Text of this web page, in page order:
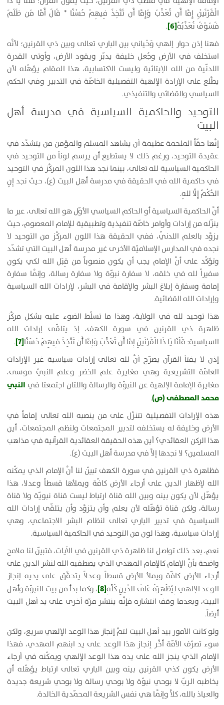
الْقَرْنَيْنِ إِمَّا أَن تُعَذِّبَ وَإِمَّا أَن تَتَّخِذَ فِيهِمْ حُسْنًا
‎* قَالَ أَمَّا مَن ظَلَمَ
فَسَوْفَ نُعَذِّبُهُ[6]
.
فهنا إذن حوار إلهي وَحْياني بين الباري تعالى وبين ذي القرنين؛ لأنَّه
استخلف في الأرض وجُعل خليفة يدبّر ويقود الأرض، وأوتي القدرة
اللدنّية من الله الإيتائية وليست الاكتسابية، هذا المقام يؤهّله لأن
يطَّلع على الإرادة الإلهية التفصيلية الخاصّة في التدبير وفي الحكم
السياسي والقضائي والتنفيذي.
التوحيد والحاكمية السياسية في مدرسة أهل
البيت
إنَّها حقّاً الملحمة عظيمة أن يشاهد المسلم والمؤمن من يتشدَّد في
عقيدة التوحيد، ورغم ذلك لا يستطيع أن يرسم لوناً من التوحيد في
الحاكمية السياسية لله تعالى، بينما نجد هذا اللون المركَّز في التوحيد
في حاكمية الله في الحقيقة في مدرسة أهل البيت (ع)، حيث نجد إِنِ
الحُكْمُ إِلَّا للهِ.
أنَّ الحاكمية السياسية أو الحاكم السياسي الأوّل هو الله تعالى، عبر ما
ينزّله من إرادات وأوامر خاصّة تنفيذية وتطبيقية للإمام المعصوم، حيث
يزوَّد بالعلم اللدنّي، ففي الحقيقة هذا اللون المركَّز من التوحيد لا
نجده في المدارس الإسلاميّة الأخرى غير مدرسة أهل البيت التي تشدّد
وتؤكّد على أنَّ الإمام يجب أن يكون منصوباً من قِبَل الله لكي يكون
سفيراً لله في خلقه، لا سفارة نبوّة ولا سفارة رسالة، وإنَّما سفارة
إمامة وسفارة إبلاغ البشر والإقامة في البشر، لإرادات الله السياسية
وإرادات الله القضائية.
هذا توحيد لله في الولاية، وهذا ما تسلّط الضوء عليه بشكل مركَّز
ظاهرة ذي القرنين في سورة الكهف، إذ يتلقّى إرادات الله
السياسية: قُلْنَا يَا ذَا الْقَرْنَيْنِ إِمَّا أَن تُعَذِّبَ وَإِمَّا أَن تَتَّخِذَ فِيهِمْ حُسْنًا[7]
.
إذن لا يفتأ القرآن يصرّح أنَّ لله تعالى إرادات سياسية غير الإرادات
العامّة التشريعية وهي مغايرة علم الخضر وعلم النبيّ موسى،
مغايرة الإمامة الإلهية عن النبوّة والرسالة واللتان اجتمعتا في النبي
محمد المصطفى (ص).
هذه الإرادات التفصيلية تتنزَّل على من ينصبه الله تعالى إماماً في
الأرض وخليفة له يستخلفه لتدبير المجتمعات ولنظم المجتمعات، أين
هذا الركن العقائدي؟ أين هذه الحقيقة العقائدية القرآنية في مذاهب
المسلمين؟ لا نجدها إلاَّ في مدرسة أهل البيت (ع).
فظاهرة ذي القرنين في سورة الكهف تبيّن لنا أنَّ الإمام الذي يمكّنه
الله لإظهار الدين على أرجاء الأرض كافّة ويملأها قسطاً وعدلا، هذا
يؤهّل لأن يكون بينه وبين الله قناة ارتباط ليست قناة نبويّة ولا قناة
رسالة، ولكن قناة تؤهّله لأن يعلم وأن يتزوَّد وأن يتلقّى إرادات الله
السياسية في تدبير الباري تعالى لنظام البشر الاجتماعي، وهي
إرادات سياسية، وهذا لون من التوحيد في الحاكمية السياسية.
نعم، بعد ذلك تواصل لنا ظاهرة ذي القرنين في الآيات، فتبيّن لنا ملامح
واضحة بأنَّ الإمام كالإمام المهدي الذي يصطفيه الله لنشر الدين على
أرجاء الأرض كافّة ويملأ الأرض قسطاً وعدلاً يتحقَّق على يديه إنجاز
الوعد الإلهي لِيُظْهِرَهُ عَلَى الدِّينِ كُلِّهِ[8] ، وكما بدأ من بيت النبوّة وأهل
البيت، وبعدما وقف انتشاره فإنَّه ينتشر مرَّة أخرى على يد أهل البيت
أيضاً.
ولو كانت الأمور بيد أهل البيت لتمَّ إنجاز هذا الوعد الإلهي سريع، ولكن
سوء تصرّف الأمّة أخَّر إنجاز هذا الوعد على يد ابنهم المهدي، فهذا
الإمام الذي ينجز الله على يده هذا الوعد الإلهي ويمكّنه في أرجاء
الأرض يكون كذي القرنين بينه وبين الباري تعالى ارتباط يؤهّله أن
يخاطبه الربّ لا بوحي نبوّة ولا بوحي رسالة ولا بوحي شريعة جديدة
والعياذ بالله، كلاَّ وإنَّما هي نفس الشريعة المحمّدية الخالدة.